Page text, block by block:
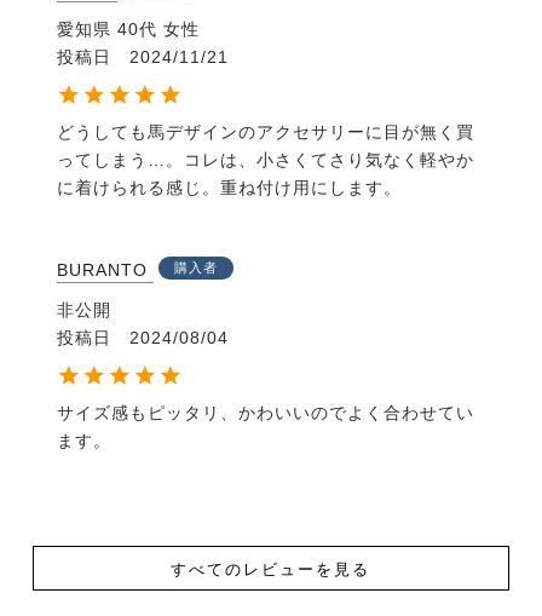
愛知県 40代 女性
投稿日
2024/11/21
どうしても馬デザインのアクセサリーに目が無く買
ってしまう…。コレは、小さくてさり気なく軽やか
に着けられる感じ。重ね付け用にします。
BURANTO 購入者
非公開
投稿日
2024/08/04
サイズ感もピッタリ、かわいいのでよく合わせてい
ます。
すべてのレビューを見る